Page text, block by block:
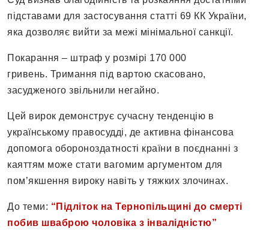
підставами для застосування статті 69 КК України,
яка дозволяє вийти за межі мінімальної санкції.
Покарання – штраф у розмірі 170 000
гривень. Тримання під вартою скасовано,
засудженого звільнили негайно.
Цей вирок демонструє сучасну тенденцію в
українському правосудді, де активна фінансова
допомога обороноздатності країни в поєднанні з
каяттям може стати вагомим аргументом для
пом’якшення вироку навіть у тяжких злочинах.
До теми: “Підліток на Тернопільщині до смерті
побив шваброю чоловіка з інвалідністю”